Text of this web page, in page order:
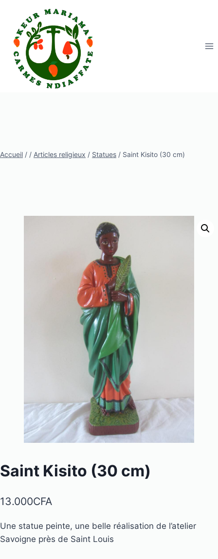
contenu
Accueil / / Articles religieux / Statues / Saint Kisito (30 cm)
Saint Kisito (30 cm)
13.000CFA
Une statue peinte, une belle réalisation de l’atelier
Savoigne près de Saint Louis